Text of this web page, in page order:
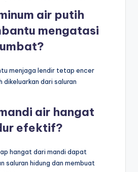
air putih
mengatasi
menjaga lendir tetap encer
dikeluarkan dari saluran
air hangat
efektif?
hangat dari mandi dapat
saluran hidung dan membuat